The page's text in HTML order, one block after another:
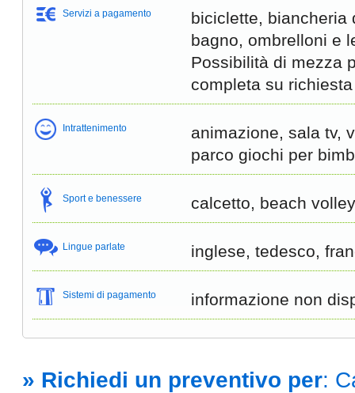
Servizi a pagamento
biciclette, biancheria
bagno, ombrelloni e
Possibilità di mezza
completa su
Intrattenimento
animazione, sala tv,
parco giochi per
Sport e benessere calcetto, beach
Lingue parlate inglese, tedesco,
Sistemi di pagamento informazione non
» Richiedi un preventivo per: